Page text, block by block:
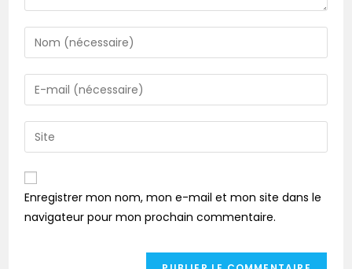
Enregistrer mon nom, mon e-mail et mon site dans le
navigateur pour mon prochain commentaire.